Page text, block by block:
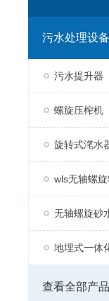
污水处理设
污水提升器
螺旋压榨机
旋转式滗水
wls无轴螺
无轴螺旋砂
地埋式一体
查看全部产品